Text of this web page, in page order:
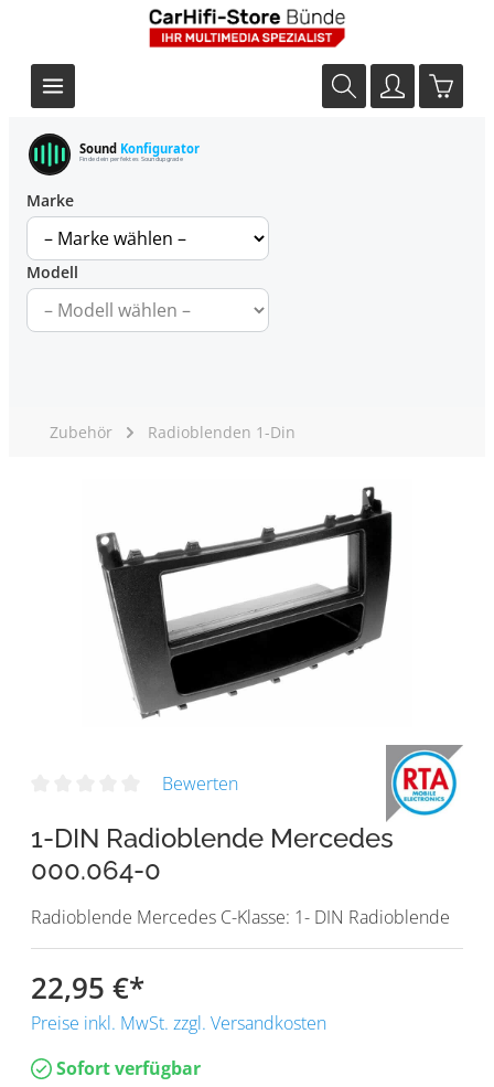
Sound Konfigurator
Finde dein perfektes Soundupgrade
Marke
Modell
Zubehör Radioblenden 1-Din
Bewerten
1-DIN Radioblende Mercedes
000.064-0
Radioblende Mercedes C-Klasse: 1- DIN Radioblende
22,95 €*
Preise inkl. MwSt. zzgl. Versandkosten
Sofort verfügbar